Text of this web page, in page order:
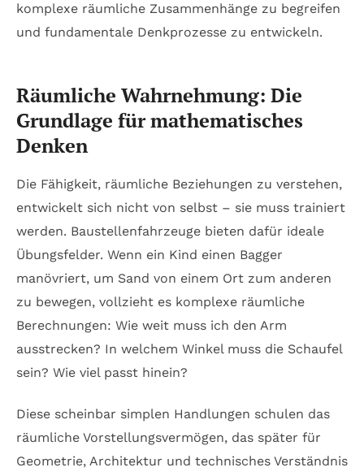
komplexe räumliche Zusammenhänge zu begreifen
und fundamentale Denkprozesse zu entwickeln.
Räumliche Wahrnehmung: Die
Grundlage für mathematisches
Denken
Die Fähigkeit, räumliche Beziehungen zu verstehen,
entwickelt sich nicht von selbst – sie muss trainiert
werden. Baustellenfahrzeuge bieten dafür ideale
Übungsfelder. Wenn ein Kind einen Bagger
manövriert, um Sand von einem Ort zum anderen
zu bewegen, vollzieht es komplexe räumliche
Berechnungen: Wie weit muss ich den Arm
ausstrecken? In welchem Winkel muss die Schaufel
sein? Wie viel passt hinein?
Diese scheinbar simplen Handlungen schulen das
räumliche Vorstellungsvermögen, das später für
Geometrie, Architektur und technisches Verständnis